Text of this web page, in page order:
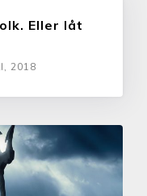
Eller låt
2018